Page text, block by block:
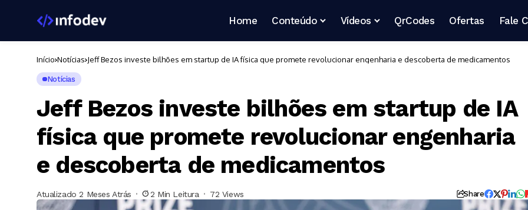
Home Conteúdo Vídeos QrCodes Ofertas Fale
Início Notícias Jeff Bezos investe bilhões em startup de IA física que promete revolucionar engenharia e descoberta de medicamentos
Notícias
Jeff Bezos investe bilhões em startup de IA
física que promete revolucionar engenharia
e descoberta de medicamentos
Atualizado 2 Meses Atrás 2 Min Leitura 72 Views Share